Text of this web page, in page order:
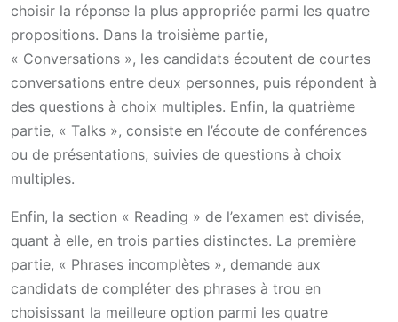
choisir la réponse la plus appropriée parmi les quatre
propositions. Dans la troisième partie,
« Conversations », les candidats écoutent de courtes
conversations entre deux personnes, puis répondent à
des questions à choix multiples. Enfin, la quatrième
partie, « Talks », consiste en l’écoute de conférences
ou de présentations, suivies de questions à choix
multiples.
Enfin, la section « Reading » de l’examen est divisée,
quant à elle, en trois parties distinctes. La première
partie, « Phrases incomplètes », demande aux
candidats de compléter des phrases à trou en
choisissant la meilleure option parmi les quatre